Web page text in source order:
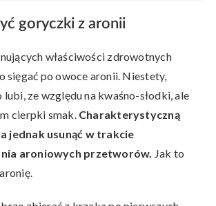
goryczki z aronii
właściwości zdrowotnych
sięgać po owoce aronii. Niestety,
lubi, ze względu na kwaśno-słodki, ale
cierpki smak. Charakterystyczną
jednak usunąć w trakcie
aroniowych przetworów. Jak to